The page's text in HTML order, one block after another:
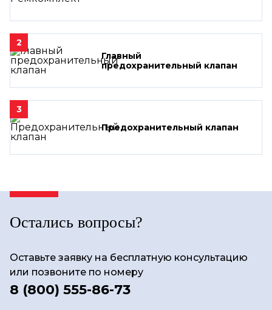
2
Главный
предохранительный клапан
3
Предохранительный клапан
Остались вопросы?
Оставьте заявку на бесплатную консультацию
или позвоните по номеру
8 (800) 555-86-73